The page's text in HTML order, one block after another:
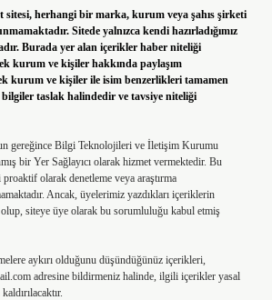
sitesi, herhangi bir marka, kurum veya şahıs şirketi
Sitede yalnızca kendi hazırladığımız
Burada yer alan içerikler haber niteliği
kurum ve kişiler hakkında paylaşım
kurum ve kişiler ile isim benzerlikleri tamamen
taslak halindedir ve tavsiye niteliği
gereğince Bilgi Teknolojileri ve İletişim Kurumu
bir Yer Sağlayıcı olarak hizmet vermektedir. Bu
olarak denetleme veya araştırma
Ancak, üyelerimiz yazdıkları içeriklerin
siteye üye olarak bu sorumluluğu kabul etmiş
aykırı olduğunu düşündüğünüz içerikleri,
adresine bildirmeniz halinde, ilgili içerikler yasal